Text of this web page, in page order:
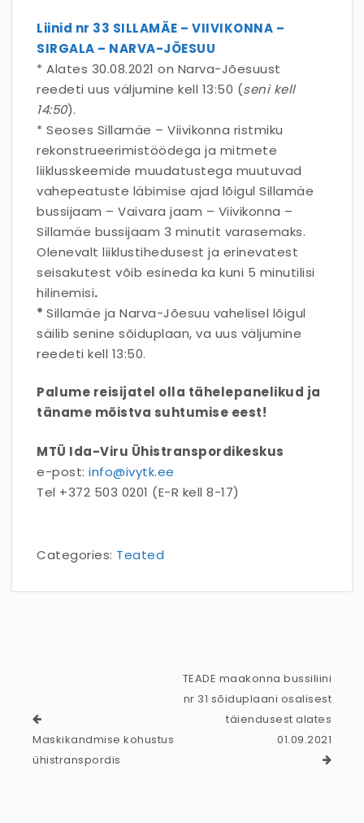
Liinid nr 33 SILLAMÄE – VIIVIKONNA –
SIRGALA – NARVA-JÕESUU
* Alates 30.08.2021 on Narva-Jõesuust
reedeti uus väljumine kell 13:50 (seni kell
14:50).
* Seoses Sillamäe – Viivikonna ristmiku
rekonstrueerimistöödega ja mitmete
liiklusskeemide muudatustega muutuvad
vahepeatuste läbimise ajad lõigul Sillamäe
bussijaam – Vaivara jaam – Viivikonna –
Sillamäe bussijaam 3 minutit varasemaks.
Olenevalt liiklustihedusest ja erinevatest
seisakutest võib esineda ka kuni 5 minutilisi
hilinemisi.
* Sillamäe ja Narva-Jõesuu vahelisel lõigul
säilib senine sõiduplaan, va uus väljumine
reedeti kell 13:50.
Palume reisijatel olla tähelepanelikud ja
täname mõistva suhtumise eest!
MTÜ Ida-Viru Ühistranspordikeskus
e-post: info@ivytk.ee
Tel +372 503 0201 (E-R kell 8-17)
Categories: Teated
Maskikandmise kohustus
ühistranspordis
TEADE maakonna bussiliini
nr 31 sõiduplaani osalisest
täiendusest alates
01.09.2021